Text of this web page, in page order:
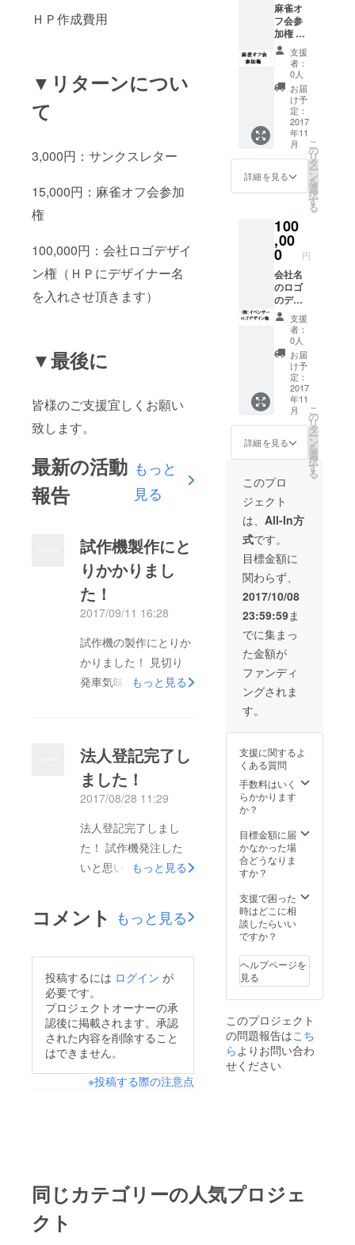
ＨＰ作成費用
▼リターンについ
て
3,000円：サンクスレター
15,000円：麻雀オフ会参加
権
100,000円：会社ロゴデザイ
ン権（ＨＰにデザイナー名
を入れさせ頂きます）
▼最後に
皆様のご支援宜しくお願い
致します。
最新の活動
報告
もっと
見る
試作機製作にと
りかかりまし
た！
2017/09/11 16:28
試作機の製作にとりか
かりました！ 見切り
発車気味ですが・・・
もっと見る
法人登記完了し
ました！
2017/08/28 11:29
法人登記完了しまし
た！ 試作機発注した
いと思います。もっと見る
コメント もっと見る
投稿するには ログイン が
必要です。
プロジェクトオーナーの承
認後に掲載されます。承認
された内容を削除すること
はできません。
※投稿する際の注意点
麻雀オ
フ会参
加権 都
内での
実施を
予定し
ており
ます。
実施日
はメー
ルにて
ご連絡
致しま
す。
支援
者：
0人
お届
け予
定：
2017
年11
月
詳細を見る
こ
の
リ
タ
ー
ン
を
選
択
す
る
100
,00
0 円
会社名
のロゴ
のデザ
イン権
複数名
いらし
た場合
は選考
にて決
めさせ
て頂き
ます。
ＨＰに
てデザ
イナー
名を載
せさせ
ていた
だきま
す。 な
お、商
標は弊
社に帰
属する
ものと
しま
す。
支援
者：
0人
お届
け予
定：
2017
年11
月
詳細を見る
こ
の
リ
タ
ー
ン
を
選
択
す
る
このプロ
ジェクト
は、 All-In方
式です。
目標金額に
関わらず、
2017/10/08
23:59:59ま
でに集まっ
た金額が
ファンディ
ングされま
す。
支援に関するよ
くある質問
手数料はいく
らかかります
か？
目標金額に届
かなかった場
合どうなりま
すか？
支援で困った
時はどこに相
談したらいい
ですか？
ヘルプページを
見る
このプロジェクト
の問題報告はこち
らよりお問い合わ
せください
同じカテゴリーの人気プロジェ
クト